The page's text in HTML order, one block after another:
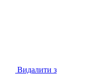
Видалити з